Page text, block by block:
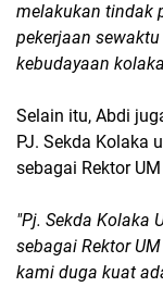
melakukan tindak
pekerjaan
kebudayaan
Selain itu, Abdi
PJ. Sekda Kolaka
sebagai Rektor
"Pj. Sekda Kolaka
sebagai Rektor
kami duga kuat